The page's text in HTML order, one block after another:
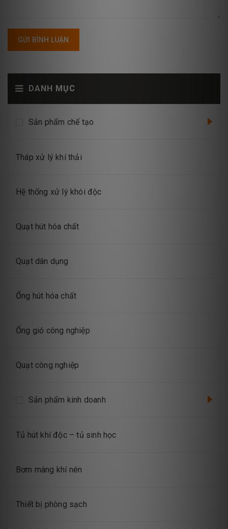
DANH MỤC
Sản phẩm chế tạo
Tháp xử lý khí thải
Hệ thống xử lý khói độc
Quạt hút hóa chất
Quạt dân dụng
Ống hút hóa chất
Ống gió công nghiệp
Quạt công nghiệp
Sản phẩm kinh doanh
Tủ hút khí độc – tủ sinh học
Bơm màng khí nén
Thiết bị phòng sạch
GỬI BÌNH LUẬN